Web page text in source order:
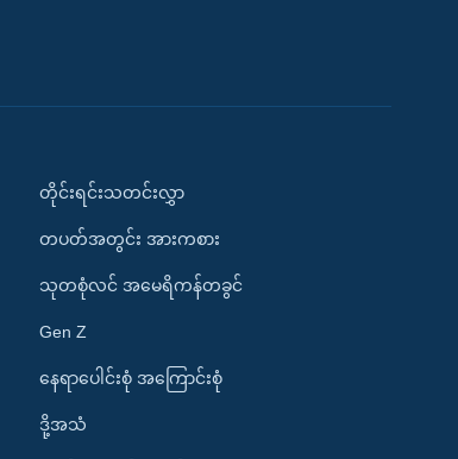
တိုင်းရင်းသတင်းလွှာ
တပတ်အတွင်း အားကစား
သုတစုံလင် အမေရိကန်တခွင်
Gen Z
နေရာပေါင်းစုံ အကြောင်းစုံ
ဒို့အသံ